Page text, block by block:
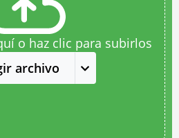
o haz clic para subirlos
archivo